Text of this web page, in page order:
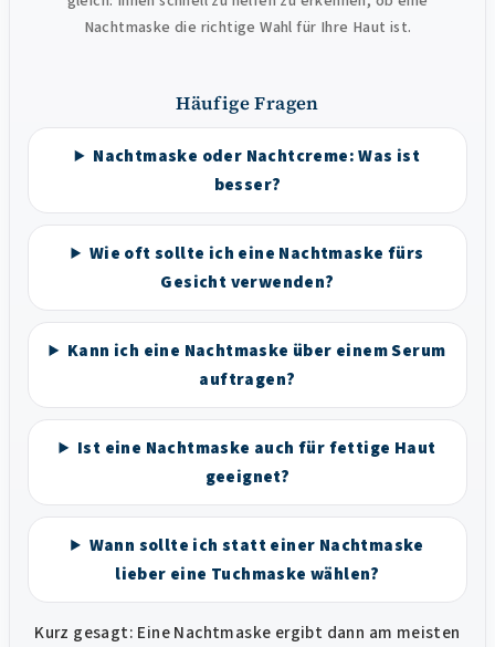
Nachtmaske die richtige Wahl für Ihre Haut ist.
Häufige Fragen
Nachtmaske oder Nachtcreme: Was ist
besser?
Wie oft sollte ich eine Nachtmaske fürs
Gesicht verwenden?
Kann ich eine Nachtmaske über einem Serum
auftragen?
Ist eine Nachtmaske auch für fettige Haut
geeignet?
Wann sollte ich statt einer Nachtmaske
lieber eine Tuchmaske wählen?
Kurz gesagt: Eine Nachtmaske ergibt dann am meisten